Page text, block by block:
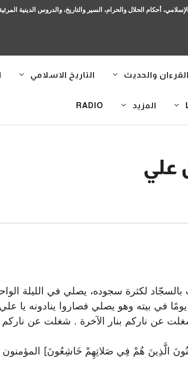
أحكام الحلال والحرام، السير والتاريخ، والدروس الدينية
القرءان والحديث التاريخ الاسلامي
المزيد RADIO
علي
لكثرة سجوده، يصلي في الليلة
في بيته وهو يصلي فصاروا ينادونه يا علي
عن ناركم بنار الآخرة . شغلت عن ناركم
الَّذِينَ هُمْ فِي صَلاتِهِمْ خَاشِعُونَ] المؤمنون الآية